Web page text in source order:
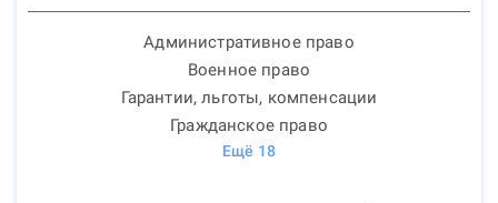
Административное право
Военное право
Гарантии, льготы, компенсации
Гражданское право
Ещё 18